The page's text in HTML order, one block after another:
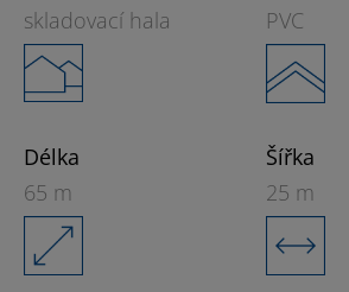
skladovací hala
PVC
Délka
65 m
Šířka
25 m